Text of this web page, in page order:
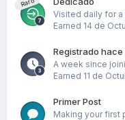
Visited daily for a
Earned 14 de
Registrado hace
A week since
Earned 11 de
Primer Post
Making your first